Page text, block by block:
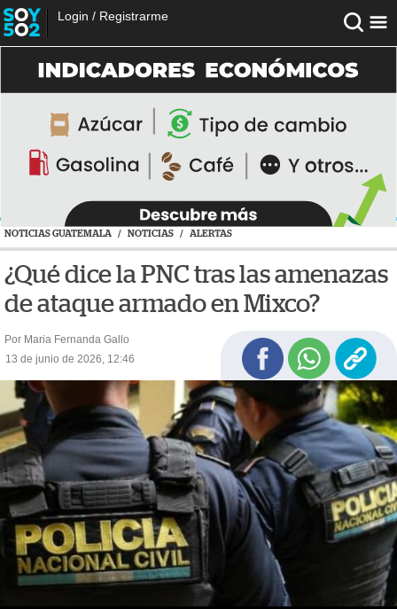
Login / Registrarme
NOTICIAS GUATEMALA / NOTICIAS / ALERTAS
¿Qué dice la PNC tras las amenazas
de ataque armado en Mixco?
Por Maria Fernanda Gallo
13 de junio de 2026, 12:46